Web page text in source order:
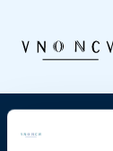
Nieuwsbrief